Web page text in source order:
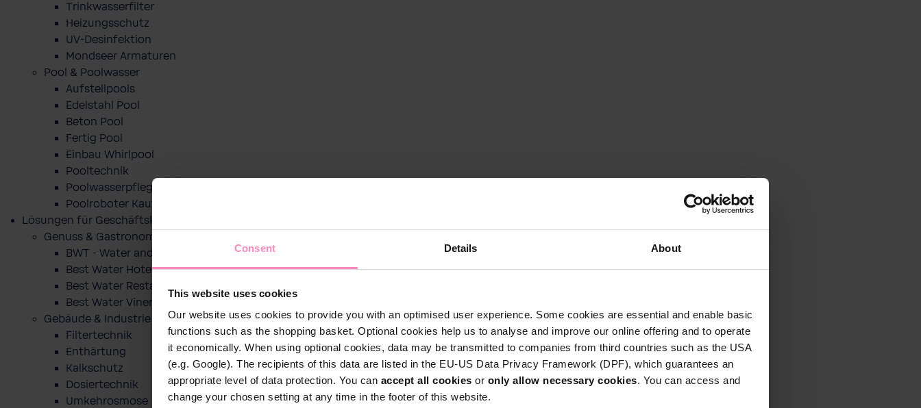
Consent Details About
This website uses cookies
Our website uses cookies to provide you with an optimised user experience. Some cookies are essential and enable basic
functions such as the shopping basket. Optional cookies help us to analyse and improve our online offering and to operate
it economically. When using optional cookies, data may be transmitted to companies from third countries such as the USA
(e.g. Google). The recipients of this data are listed in the EU-US Data Privacy Framework (DPF), which guarantees an
appropriate level of data protection. You can accept all cookies or only allow necessary cookies. You can access and
change your chosen setting at any time in the footer of this website.
Trinkwasserfilter
Heizungsschutz
UV-Desinfektion
Mondseer Armaturen
Pool & Poolwasser
Aufstellpools
Edelstahl Pool
Beton Pool
Fertig Pool
Einbau Whirlpool
Pooltechnik
Poolwasserpflege
Poolroboter Kaufberatung und Tipps
Lösungen für Geschäftskunden
Genuss & Gastronomie
BWT - Water and more
Best Water Hotel
Best Water Restaurant
Best Water Vinery
Gebäude & Industrie
Filtertechnik
Enthärtung
Kalkschutz
Dosiertechnik
Umkehrosmose